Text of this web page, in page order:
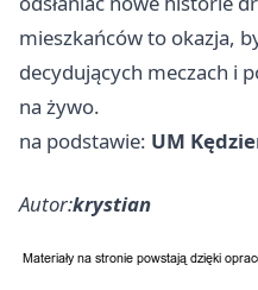
mieszkańców to okazja,
decydujących meczach i
na żywo.
na podstawie: UM
Autor:krystian